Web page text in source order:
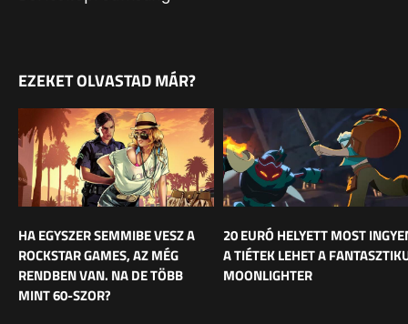
EZEKET OLVASTAD MÁR?
HA EGYSZER SEMMIBE VESZ A
ROCKSTAR GAMES, AZ MÉG
RENDBEN VAN. NA DE TÖBB
MINT 60-SZOR?
20 EURÓ HELYETT MOST
A TIÉTEK LEHET A
MOONLIGHTER